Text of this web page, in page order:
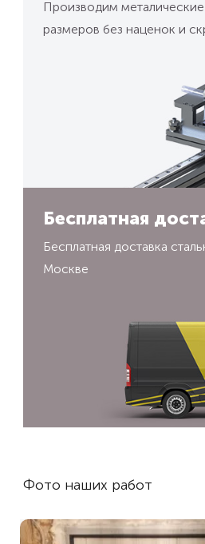
Производим
размеров без наценок и
Бесплатная
Бесплатная доставка
Москве
Фото наших работ